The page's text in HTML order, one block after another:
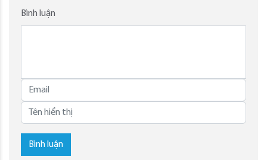
Bình luận
Bình luận